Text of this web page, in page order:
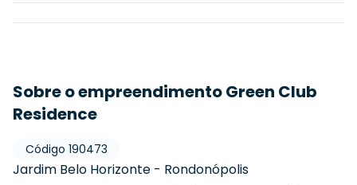
Sobre o empreendimento Green Club
Residence
Código 190473
Jardim Belo Horizonte - Rondonópolis